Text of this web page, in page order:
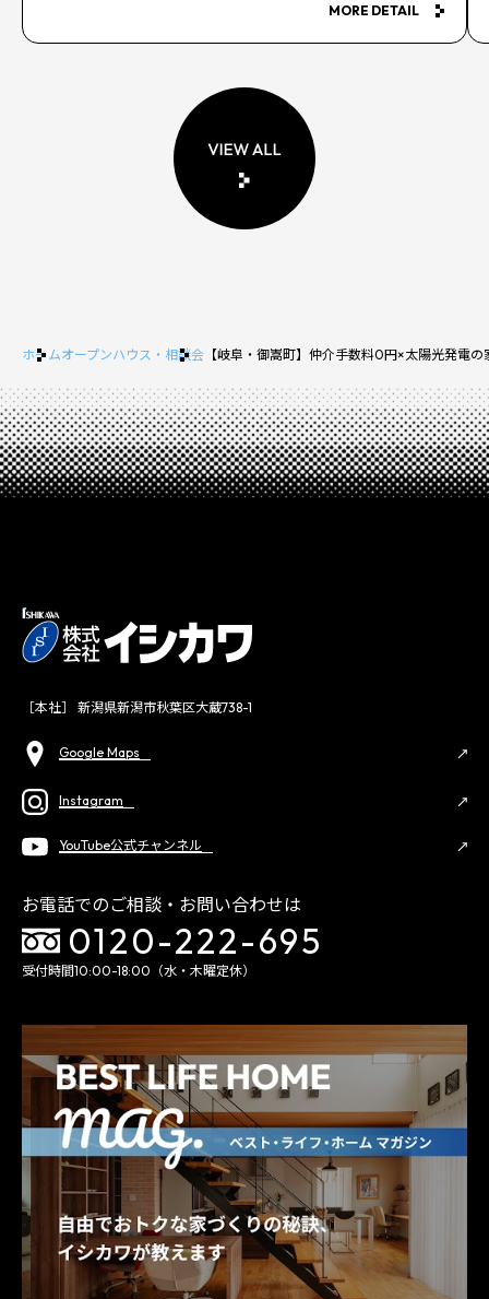
MORE DETAIL
ホームオープンハウス・相談会 【岐阜・御嵩町】仲介手数料0円×太陽光発電
［本社］ 新潟県新潟市秋葉区大蔵738-1
Google Maps
Instagram
YouTube公式チャンネル
お電話でのご相談・お問い合わせは
0120-222-695
受付時間10:00-18:00（水・木曜定休）